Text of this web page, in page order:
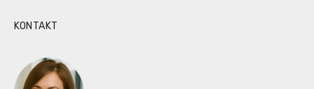
KONTAKT